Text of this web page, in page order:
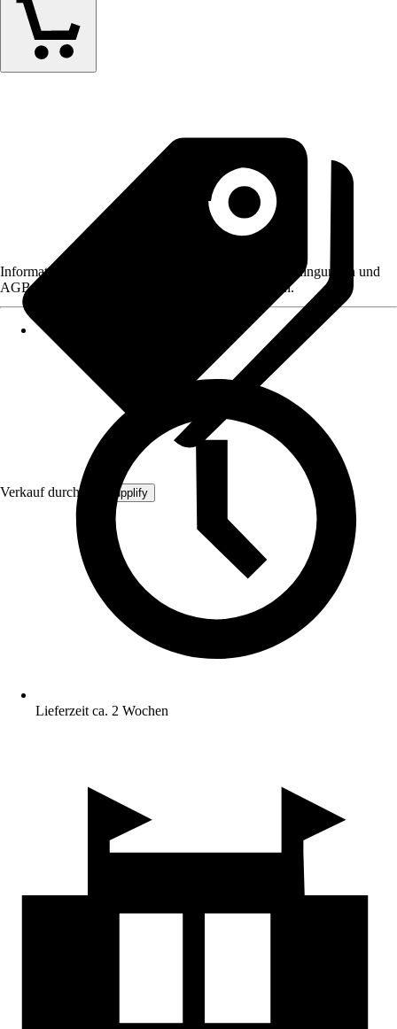
Verkauf durch: MySupplify
Informationen des Verkäufers, wie z. B. Rückgabebedingungen und
AGB, finden Sie bei Klick auf den Verkäufernamen.
Lieferzeit ca. 2 Wochen